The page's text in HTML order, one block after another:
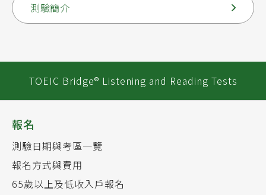
測驗簡介
TOEIC Bridge® Listening and Reading Tests
報名
測驗日期與考區一覽
報名方式與費用
65歲以上及低收入戶報名